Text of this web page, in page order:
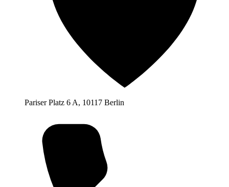
Pariser Platz 6 A, 10117 Berlin